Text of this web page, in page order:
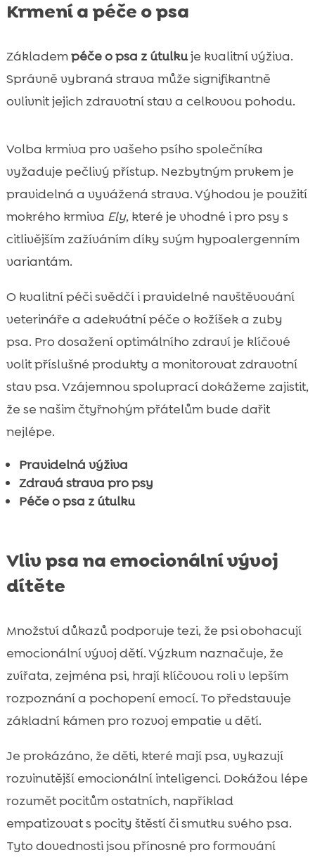
Krmení a péče o psa
Základempéče o psa z útulkuje kvalitní výživa.
Správně vybraná strava může signifikantně
ovlivnit jejich zdravotní stav a celkovou pohodu.
Volba krmiva pro vašeho psího společníka
vyžaduje pečlivý přístup. Nezbytným prvkem je
pravidelná a vyvážená strava. Výhodou je použití
mokrého krmiva Ely, které je vhodné i pro psy s
citlivějším zažíváním díky svým hypoalergenním
variantám.
O kvalitní péči svědčí i pravidelné navštěvování
veterináře a adekvátní péče o kožíšek a zuby
psa. Pro dosažení optimálního zdraví je klíčové
volit příslušné produkty a monitorovat zdravotní
stav psa. Vzájemnou spoluprací dokážeme zajistit,
že se našim čtyřnohým přátelům bude dařit
nejlépe.
Pravidelná výživa
Zdravá strava pro psy
Péče o psa z útulku
Vliv psa na emocionální vývoj
dítěte
Množství důkazů podporuje tezi, že psi obohacují
emocionální vývoj dětí. Výzkum naznačuje, že
zvířata, zejména psi, hrají klíčovou roli v lepším
rozpoznání a pochopení emocí. To představuje
základní kámen pro rozvoj empatie u dětí.
Je prokázáno, že děti, které mají psa, vykazují
rozvinutější emocionální inteligenci. Dokážou lépe
rozumět pocitům ostatních, například
empatizovat s pocity štěstí či smutku svého psa.
Tyto dovednosti jsou přínosné pro formování